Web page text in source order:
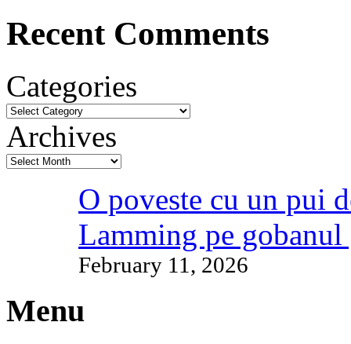
Recent Comments
Categories
Archives
O poveste cu un pui
Lamming pe gobanul
February 11, 2026
Menu